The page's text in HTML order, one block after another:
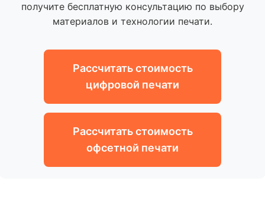
получите бесплатную консультацию по выбору
материалов и технологии печати.
Рассчитать стоимость
цифровой печати
Рассчитать стоимость
офсетной печати